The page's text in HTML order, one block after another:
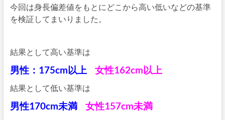
今回は身長偏差値をもとにどこから高い低いなどの基準
を検証してまいりました。
結果として高い基準は
男性：175cm以上 女性162cm以上
結果として低い基準は
男性170cm未満 女性157cm未満